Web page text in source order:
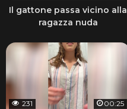
Il gattone passa vicino alla
ragazza nuda
231
00:25